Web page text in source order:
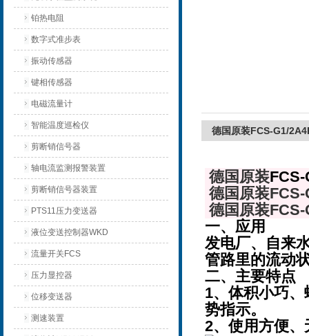
铂热电阻
数字式准步表
振动传感器
键相传感器
电磁流量计
智能温度巡检仪
剪断销信号器
轴电流监测报警装置
剪断销信号器装置
PTS11压力变送器
液位变送控制器WKD
流量开关FCS
压力显控器
位移变送器
测速装置
德国原装FCS-G1/
德国原装
德国原装
德国原装
一、应用
发电厂、自来
管路里的流动
二、主要特点
1、体积小巧
势指示。
2、使用方便